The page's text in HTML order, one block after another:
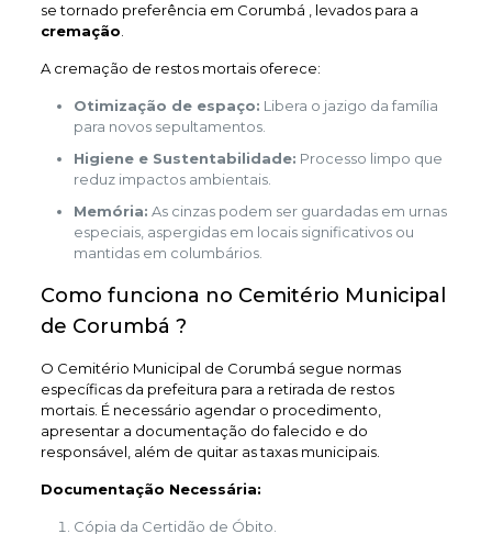
se tornado preferência em Corumbá , levados para a
cremação
A cremação de restos mortais oferece:
Otimização de espaço: Libera o jazigo da família
para novos sepultamentos.
Higiene e Sustentabilidade: Processo limpo que
reduz impactos ambientais.
Memória: As cinzas podem ser guardadas em urnas
especiais, aspergidas em locais significativos ou
mantidas em columbários.
Como funciona no Cemitério Municipal
de Corumbá ?
O Cemitério Municipal de Corumbá segue normas
específicas da prefeitura para a retirada de restos
mortais. É necessário agendar o procedimento,
apresentar a documentação do falecido e do
responsável, além de quitar as taxas municipais.
Documentação Necessária:
Cópia da Certidão de Óbito.